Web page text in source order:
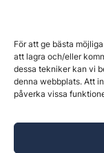
För att ge bästa
att lagra och/eller
dessa tekniker kan vi
denna webbplats. Att
påverka vissa
Kontakta oss
Östernäsvägen
Ansvarig